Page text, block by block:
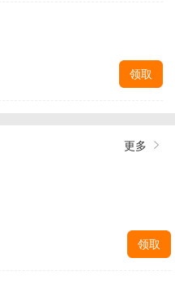
领取
更多
领取